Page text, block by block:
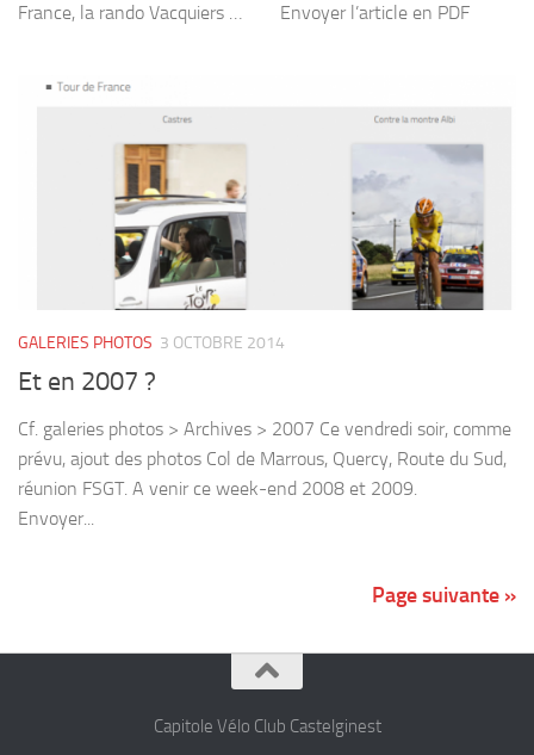
France, la rando Vacquiers … Envoyer l’article en PDF
GALERIES PHOTOS 3 OCTOBRE 2014
Et en 2007 ?
Cf. galeries photos > Archives > 2007 Ce vendredi soir, comme
prévu, ajout des photos Col de Marrous, Quercy, Route du Sud,
réunion FSGT. A venir ce week-end 2008 et 2009.
Envoyer...
Page suivante »
Capitole Vélo Club Castelginest